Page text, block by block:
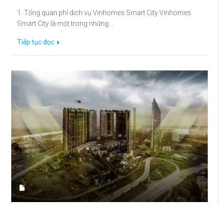
1. Tổng quan phí dịch vụ Vinhomes Smart City Vinhomes
Smart City là một trong những...
Tiếp tục đọc